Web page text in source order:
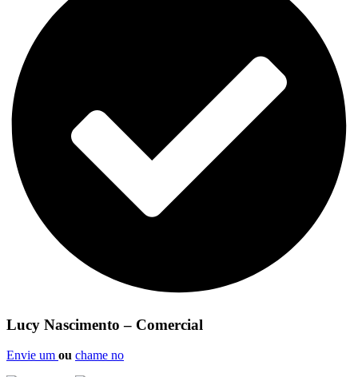
Lucy Nascimento – Comercial
Envie um ou chame no